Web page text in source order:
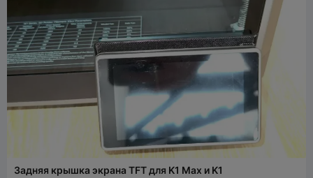
Задняя крышка экрана TFT для K1 Max и K1